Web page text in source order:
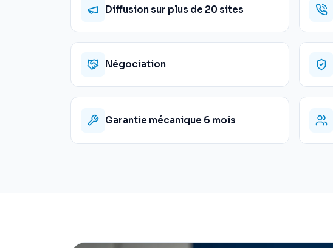
Diffusion sur plus de 20 sites
Négociation
Garantie mécanique 6 mois